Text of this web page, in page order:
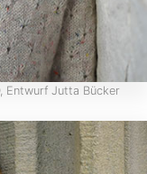
Entwurf Jutta Bücker